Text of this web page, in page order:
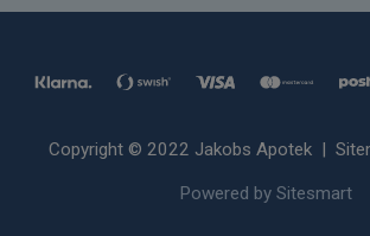
Copyright © 2022 Jakobs Apotek |
Powered by Sitesmart